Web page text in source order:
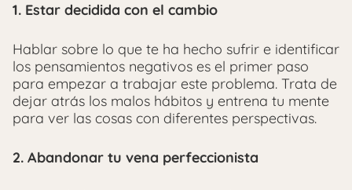
1. Estar decidida con el cambio
Hablar sobre lo que te ha hecho sufrir e identificar
los pensamientos negativos es el primer paso
para empezar a trabajar este problema. Trata de
dejar atrás los malos hábitos y entrena tu mente
para ver las cosas con diferentes perspectivas.
2. Abandonar tu vena perfeccionista